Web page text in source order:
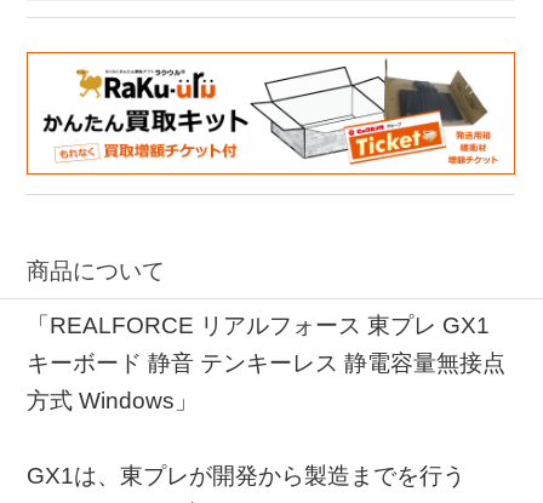
商品について
「REALFORCE リアルフォース 東プレ GX1
キーボード 静音 テンキーレス 静電容量無接点
方式 Windows」
GX1は、東プレが開発から製造までを行う